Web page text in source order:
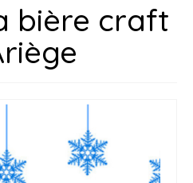
bière craft